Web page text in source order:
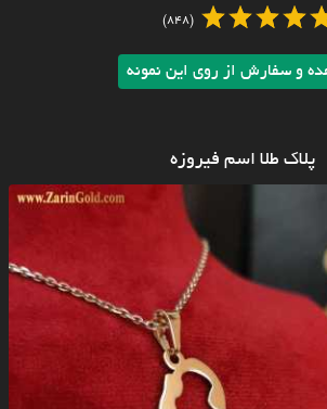
(848)
و سفارش از روی این نمونه
پلاک طلا اسم فیروزه